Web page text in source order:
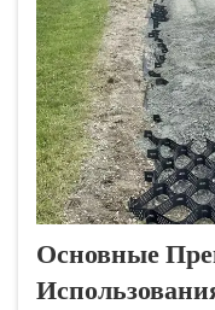
Основные